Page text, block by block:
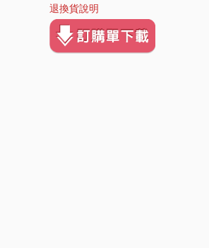
退換貨說明